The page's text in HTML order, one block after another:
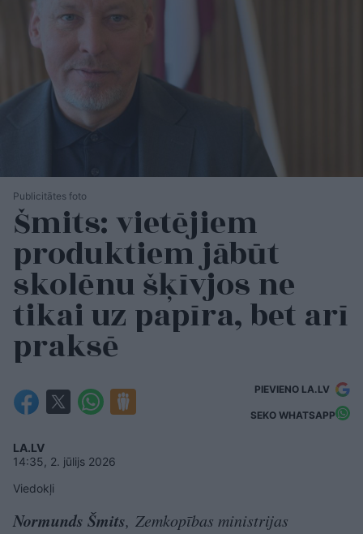
Publicitātes foto
Šmits: vietējiem
produktiem jābūt
skolēnu šķīvjos ne
tikai uz papīra, bet arī
praksē
PIEVIENO LA.LV
SEKO WHATSAPP
LA.LV
14:35, 2. jūlijs 2026
Viedokļi
Normunds Šmits, Zemkopības ministrijas